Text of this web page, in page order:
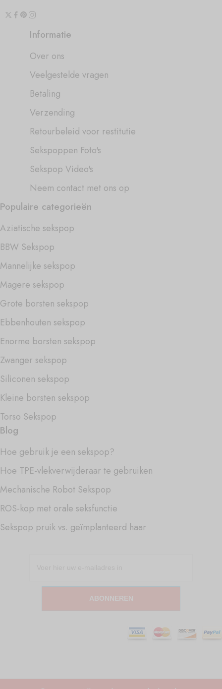
Informatie
Over ons
Veelgestelde vragen
Betaling
Verzending
Retourbeleid voor restitutie
Sekspoppen Foto's
Sekspop Video's
Neem contact met ons op
Populaire categorieën
Aziatische sekspop
BBW Sekspop
Mannelijke sekspop
Magere sekspop
Grote borsten sekspop
Ebbenhouten sekspop
Enorme borsten sekspop
Zwanger sekspop
Siliconen sekspop
Kleine borsten sekspop
Torso Sekspop
Blog
Hoe gebruik je een sekspop?
Hoe TPE-vlekverwijderaar te gebruiken
Mechanische Robot Sekspop
ROS-kop met orale seksfunctie
Sekspop pruik vs. geïmplanteerd haar
ABONNEREN